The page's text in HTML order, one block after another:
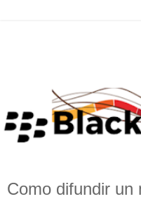
Como difundir un